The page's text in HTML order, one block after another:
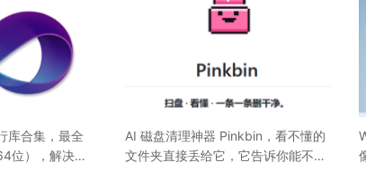
库合集，最全
位），解决软
AI 磁盘清理神器 Pinkbin，看不懂的
文件夹直接丢给它，它告诉你能不能